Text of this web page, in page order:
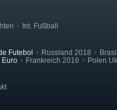
Int. Fußball
Futebol
Russland 2018
Euro Frankreich 2016
Polen